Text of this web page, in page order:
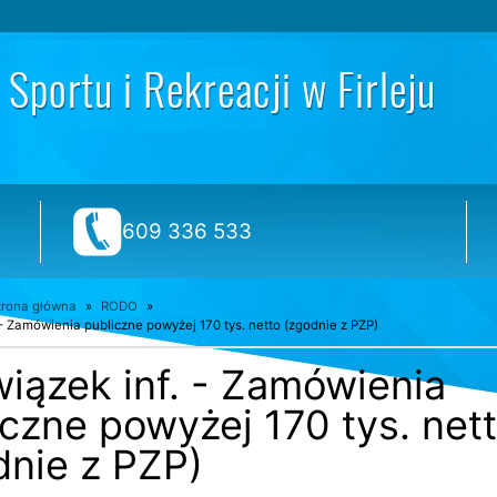
telefon:
609 336 533
główna
RODO
Zamówienia publiczne powyżej 170 tys. netto (zgodnie z PZP)
inf. - Zamówienia
powyżej 170 tys.
z PZP)